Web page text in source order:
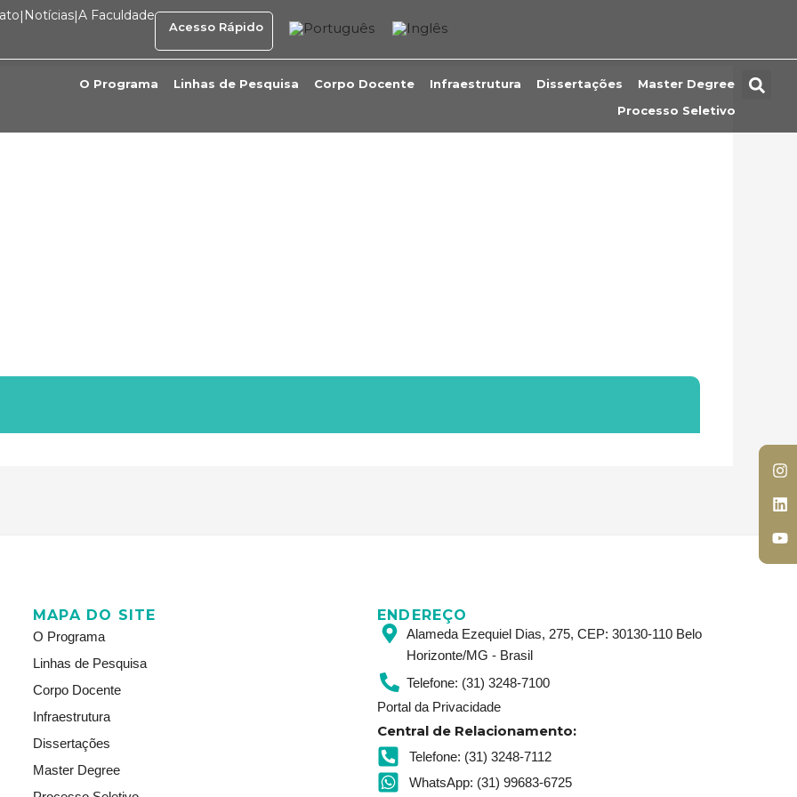
| Notícias|A Faculdade
Acesso Rápido
O Programa Linhas de Pesquisa Corpo Docente Infraestrutura Dissertações
Master Degree
Processo Seletivo
MAPA DO SITE
O Programa
Linhas de Pesquisa
Corpo Docente
Infraestrutura
Dissertações
Master Degree
ENDEREÇO
Alameda Ezequiel Dias, 275, CEP: 30130-110 Belo
Horizonte/MG - Brasil
Telefone: (31) 3248-7100
Portal da Privacidade
Central de Relacionamento:
Telefone: (31) 3248-7112
WhatsApp: (31) 99683-6725